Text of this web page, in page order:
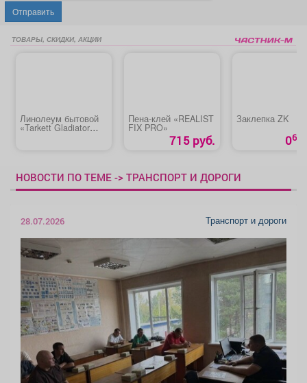
Отправить
ТОВАРЫ, СКИДКИ, АКЦИИ
Линолеум бытовой
«Tarkett Gladiator
Пена-клей «REALIST
FIX PRO»
715 руб.
Заклепка ZK
060
НОВОСТИ ПО ТЕМЕ -> ТРАНСПОРТ И ДОРОГИ
28.07.2026 Транспорт и дороги